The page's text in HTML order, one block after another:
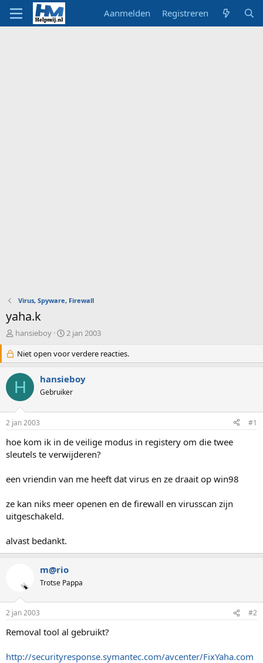
Aanmelden Registreren
Virus, Spyware, Firewall
yaha.k
O
d
e
r
w
e
s
t
a
r
e
hansieboy
S
a
r
d
a
m
2 jan 2003
Niet open voor verdere reacties.
H hansieboy
Gebruiker
2 jan 2003 #1
hoe kom ik in de veilige modus in registery om die twee
sleutels te verwijderen?
een vriendin van me heeft dat virus en ze draait op win98
ze kan niks meer openen en de firewall en virusscan zijn
uitgeschakeld.
alvast bedankt.
m@rio
Trotse Pappa
2 jan 2003 #2
Removal tool al gebruikt?
http://securityresponse.symantec.com/avcenter/FixYaha.com